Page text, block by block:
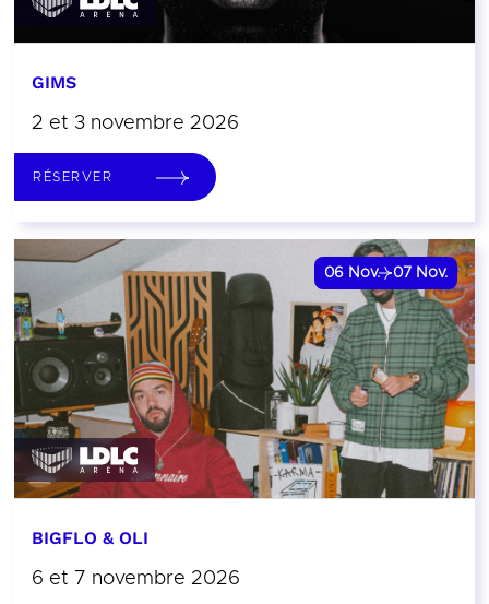
GIMS
2 et 3 novembre 2026
RÉSERVER
06 Nov. 07 Nov.
BIGFLO & OLI
6 et 7 novembre 2026